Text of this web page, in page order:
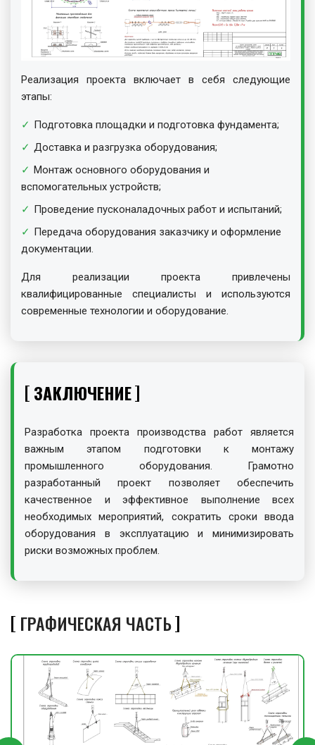
Реализация проекта включает в себя следующие
этапы:
Подготовка площадки и подготовка фундамента;
Доставка и разгрузка оборудования;
Монтаж основного оборудования и
вспомогательных устройств;
Проведение пусконаладочных работ и испытаний;
Передача оборудования заказчику и оформление
документации.
Для реализации проекта привлечены
квалифицированные специалисты и используются
современные технологии и оборудование.
ЗАКЛЮЧЕНИЕ
Разработка проекта производства работ является
важным этапом подготовки к монтажу
промышленного оборудования. Грамотно
разработанный проект позволяет обеспечить
качественное и эффективное выполнение всех
необходимых мероприятий, сократить сроки ввода
оборудования в эксплуатацию и минимизировать
риски возможных проблем.
ГРАФИЧЕСКАЯ ЧАСТЬ